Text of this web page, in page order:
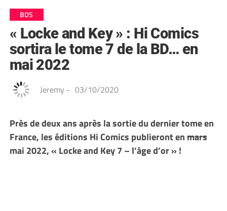
BDS
« Locke and Key » : Hi Comics
sortira le tome 7 de la BD… en
mai 2022
Jeremy - 03/10/2020
Près de deux ans après la sortie du dernier tome en
France, les éditions Hi Comics publieront enmars
mai 2022, « Locke and Key 7 – l’âge d’or » !